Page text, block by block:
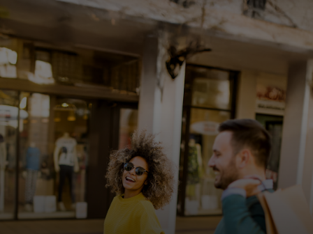
Siz uchun
Biznes uchun
Butun dunyo uchun
Innovatorlar uchun
Yangiliklar va trendlar